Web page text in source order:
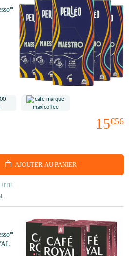
15€56
AJOUTER AU PANIER